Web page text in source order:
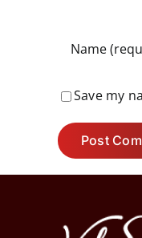
Save my